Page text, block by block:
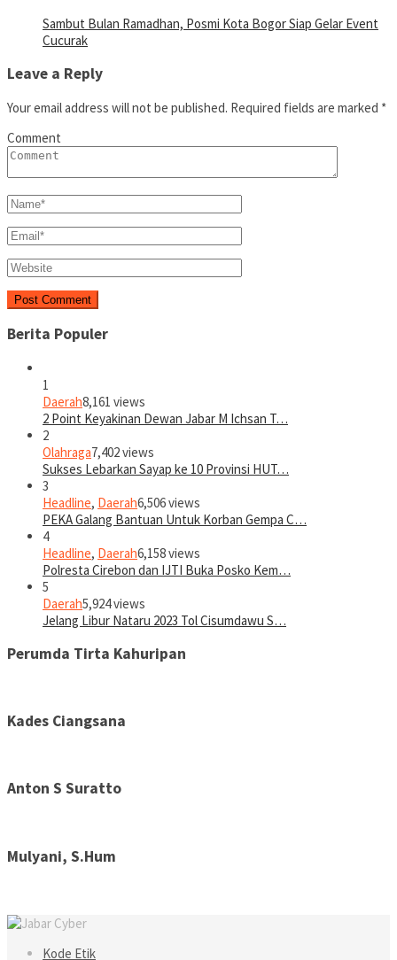
Sambut Bulan Ramadhan, Posmi Kota Bogor Siap Gelar Event
Cucurak
Leave a Reply
Your email address will not be published. Required fields are marked *
Comment
Berita Populer
1
Daerah8,161 views
2 Point Keyakinan Dewan Jabar M Ichsan T…
2
Olahraga7,402 views
Sukses Lebarkan Sayap ke 10 Provinsi HUT…
3
Headline, Daerah6,506 views
PEKA Galang Bantuan Untuk Korban Gempa C…
4
Headline, Daerah6,158 views
Polresta Cirebon dan IJTI Buka Posko Kem…
5
Daerah5,924 views
Jelang Libur Nataru 2023 Tol Cisumdawu S…
Perumda Tirta Kahuripan
Kades Ciangsana
Anton S Suratto
Mulyani, S.Hum
Kode Etik